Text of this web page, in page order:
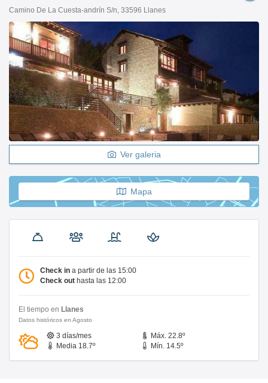
Camino De La Cuesta-andrín S/n, 33596 Llanes
Ver galeria
Mapa
Check in a partir de las 15:00
Check out hasta las 12:00
El tiempo en Llanes
Datos históricos en Agosto
3 días/mes
Máx. 22.8º
Media 18.7º
Mín. 14.5º